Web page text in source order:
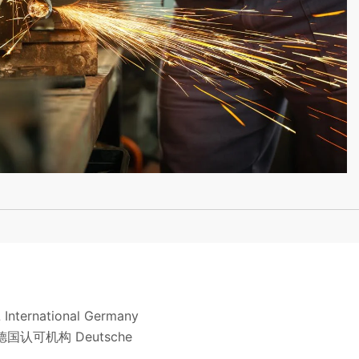
International Germany
国认可机构 Deutsche